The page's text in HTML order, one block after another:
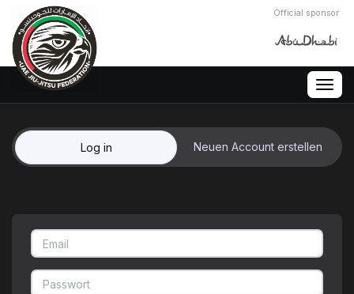
Official sponsor
Log in Neuen Account erstellen